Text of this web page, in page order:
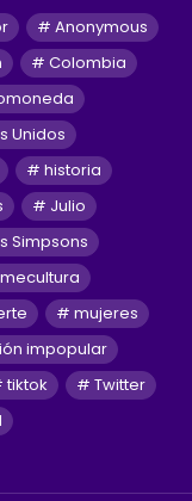
Anonymous
Colombia
Unidos
historia
Julio
Simpsons
mujeres
impopular
tiktok
Twitter